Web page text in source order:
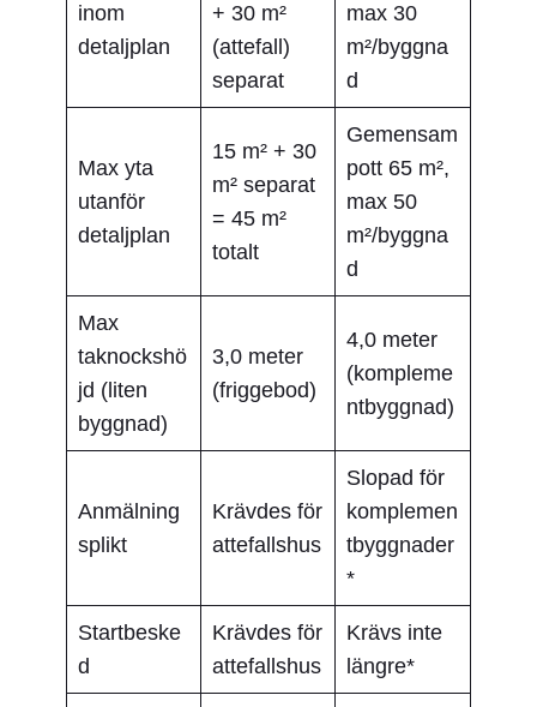
inom
detaljplan
+ 30 m²
(attefall)
separat
max 30
m²/byggna
d
Max yta
utanför
detaljplan
15 m² + 30
m² separat
= 45 m²
totalt
Gemensam
pott 65 m²,
max 50
m²/byggna
d
Max
taknockshö
jd (liten
byggnad)
3,0 meter
(friggebod)
4,0 meter
(kompleme
ntbyggnad)
Anmälning
splikt
Krävdes för
attefallshus
Slopad för
komplemen
tbyggnader
*
Startbeske
d
Krävdes för
attefallshus
Krävs inte
längre*